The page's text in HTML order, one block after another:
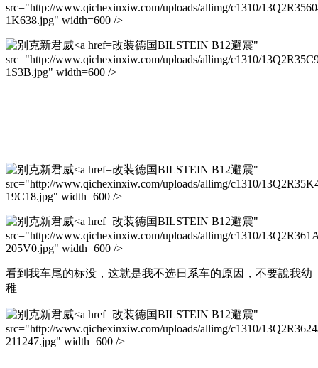
src="http://www.qichexinxiw.com/uploads/allimg/c1310/
1K638.jpg" width=600 />
改装德国BILSTEIN B12避震"
src="http://www.qichexinxiw.com/uploads/allimg/c1310/
1S3B.jpg" width=600 />
改装德国BILSTEIN B12避震"
src="http://www.qichexinxiw.com/uploads/allimg/c1310/
19C18.jpg" width=600 />
改装德国BILSTEIN B12避震"
src="http://www.qichexinxiw.com/uploads/allimg/c1310/
205V0.jpg" width=600 />
看到我车尾的标没，这就是我不选日系车的原因，不要說我幼
稚
改装德国BILSTEIN B12避震"
src="http://www.qichexinxiw.com/uploads/allimg/c1310/
211247.jpg" width=600 />